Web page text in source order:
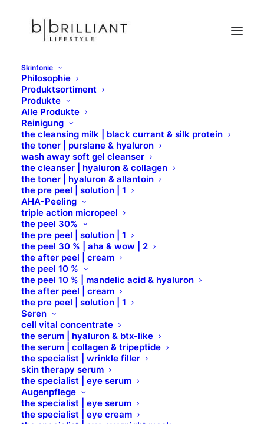
Skinfonie
Philosophie
Produktsortiment
Produkte
Alle Produkte
Reinigung
the cleansing milk | black currant & silk protein
the toner | purslane & hyaluron
wash away soft gel cleanser
the cleanser | hyaluron & collagen
the toner | hyaluron & allantoin
the pre peel | solution | 1
AHA-Peeling
triple action micropeel
the peel 30%
the pre peel | solution | 1
the peel 30 % | aha & wow | 2
the after peel | cream
the peel 10 %
the peel 10 % | mandelic acid & hyaluron
the after peel | cream
the pre peel | solution | 1
Seren
cell vital concentrate
the serum | hyaluron & btx-like
the serum | collagen & tripeptide
the specialist | wrinkle filler
skin therapy serum
the specialist | eye serum
Augenpflege
the specialist | eye serum
the specialist | eye cream
sonnengeschädigt
Home M.Magi
PRODUKTE FÜR DIE
SONNENGESCHÄDIGTE
HAUT
PEELING
Peeling Americano - Normal Type & Strong Type